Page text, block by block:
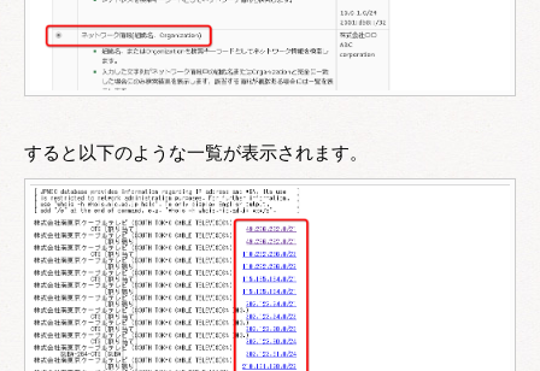
すると以下のような一覧が表示されます。